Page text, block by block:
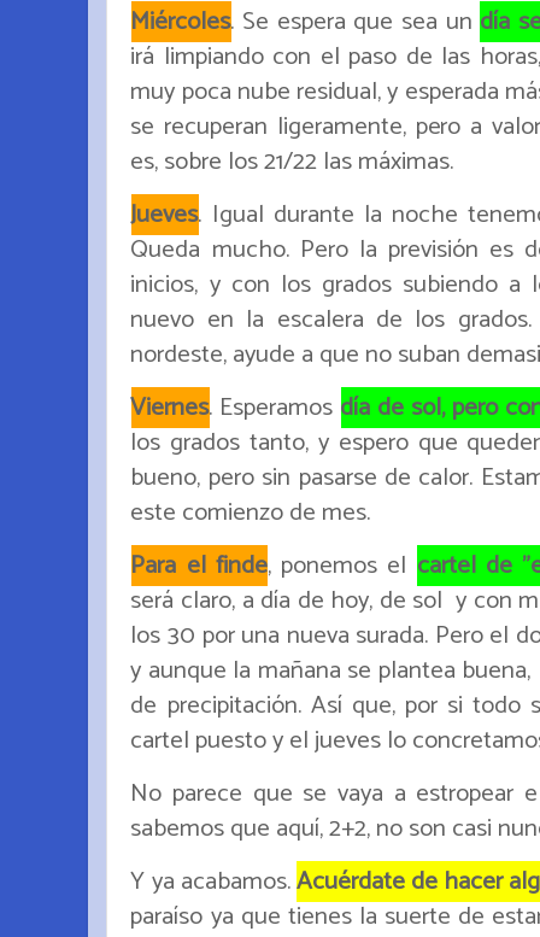
Miércoles. Se espera que sea un día
irá limpiando con el paso de las
muy poca nube residual, y esperada
se recuperan ligeramente, pero a
es, sobre los 21/22 las máximas.
Jueves. Igual durante la noche
Queda mucho. Pero la previsión es
inicios, y con los grados subiendo a
nuevo en la escalera de los
nordeste, ayude a que no suban
Viernes. Esperamos día de sol, pero
los grados tanto, y espero que
bueno, pero sin pasarse de calor.
este comienzo de mes.
Para el finde, ponemos el cartel de
será claro, a día de hoy, de sol y con
los 30 por una nueva surada. Pero el
y aunque la mañana se plantea
de precipitación. Así que, por si
cartel puesto y el jueves lo
No parece que se vaya a estropear
sabemos que aquí, 2+2, no son casi
Y ya acabamos.Acuérdate de hacer
paraíso ya que tienes la suerte de